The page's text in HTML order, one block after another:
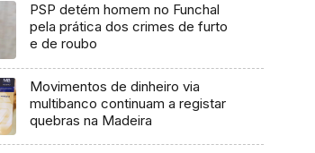
PSP detém homem no Funchal
pela prática dos crimes de furto
e de roubo
Movimentos de dinheiro via
multibanco continuam a registar
quebras na Madeira